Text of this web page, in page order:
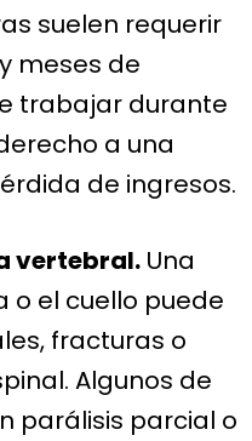
suelen requerir
meses de
trabajar durante
a una
de ingresos.
vertebral. Una
o el cuello puede
fracturas o
Algunos de
parálisis parcial o